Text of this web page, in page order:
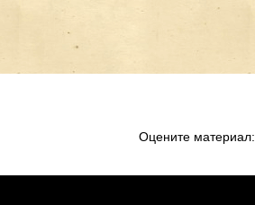
Оцените материал: